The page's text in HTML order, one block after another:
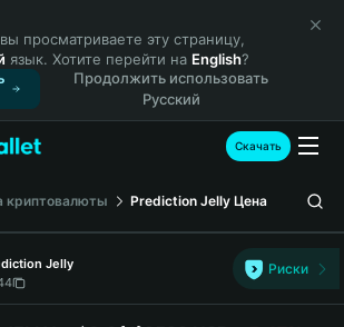
просматриваете эту страницу,
язык. Хотите перейти на English?
Продолжить использовать
Русский
Скачать
криптовалюты Prediction Jelly Цена
Jelly
Риски